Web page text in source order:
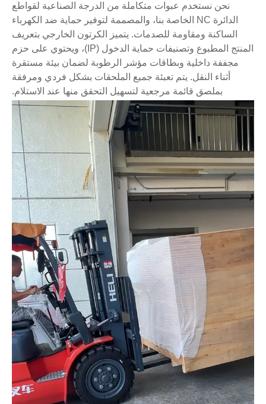
نحن نستخدم عبوات متكاملة من الدرجة الصناعية لقواطع
الدائرة NC الخاصة بنا، والمصممة لتوفير حماية ضد الكهرباء
الساكنة ومقاومة للصدمات. يتميز الكرتون الخارجي بتعريف
المنتج المطبوع وتصنيفات حماية الدخول (IP)، ويحتوي على حزم
مجففة داخلية وبطاقات مؤشر الرطوبة لضمان بيئة مستقرة
أثناء النقل. يتم تعبئة جميع الملحقات بشكل فردي ومرفقة
بملصق قائمة مرجعية لتسهيل التحقق منها عند الاستلام.